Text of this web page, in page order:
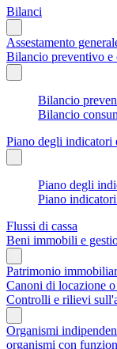
Bilanci
Assestamento
Bilancio preventivo e
Bilancio
Bilancio
Piano degli indicatori
Piano degli
Piano
Flussi di cassa
Beni immobili e
Patrimonio
Canoni di locazione
Controlli e rilievi
Organismi
organismi con